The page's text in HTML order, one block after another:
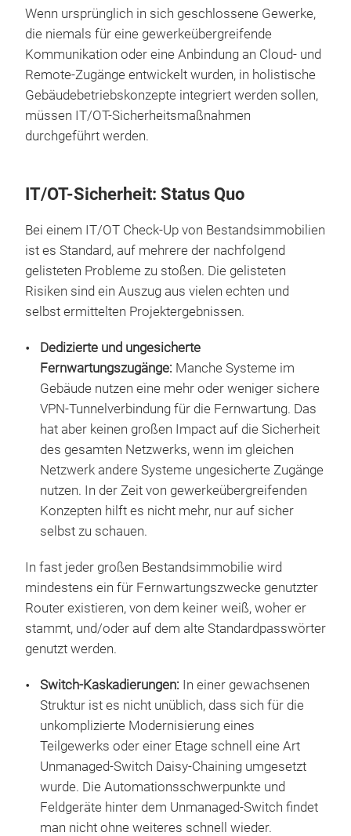
Wenn ursprünglich in sich geschlossene Gewerke,
die niemals für eine gewerkeübergreifende
Kommunikation oder eine Anbindung an Cloud- und
Remote-Zugänge entwickelt wurden, in holistische
Gebäudebetriebskonzepte integriert werden sollen,
müssen IT/OT-Sicherheitsmaßnahmen
durchgeführt werden.
IT/OT-Sicherheit: Status Quo
Bei einem IT/OT Check-Up von Bestandsimmobilien
ist es Standard, auf mehrere der nachfolgend
gelisteten Probleme zu stoßen. Die gelisteten
Risiken sind ein Auszug aus vielen echten und
selbst ermittelten Projektergebnissen.
Dedizierte und ungesicherte
Fernwartungszugänge: Manche Systeme im
Gebäude nutzen eine mehr oder weniger sichere
VPN-Tunnelverbindung für die Fernwartung. Das
hat aber keinen großen Impact auf die Sicherheit
des gesamten Netzwerks, wenn im gleichen
Netzwerk andere Systeme ungesicherte Zugänge
nutzen. In der Zeit von gewerkeübergreifenden
Konzepten hilft es nicht mehr, nur auf sicher
selbst zu schauen.
In fast jeder großen Bestandsimmobilie wird
mindestens ein für Fernwartungszwecke genutzter
Router existieren, von dem keiner weiß, woher er
stammt, und/oder auf dem alte Standardpasswörter
genutzt werden.
Switch-Kaskadierungen: In einer gewachsenen
Struktur ist es nicht unüblich, dass sich für die
unkomplizierte Modernisierung eines
Teilgewerks oder einer Etage schnell eine Art
Unmanaged-Switch Daisy-Chaining umgesetzt
wurde. Die Automationsschwerpunkte und
Feldgeräte hinter dem Unmanaged-Switch findet
man nicht ohne weiteres schnell wieder.